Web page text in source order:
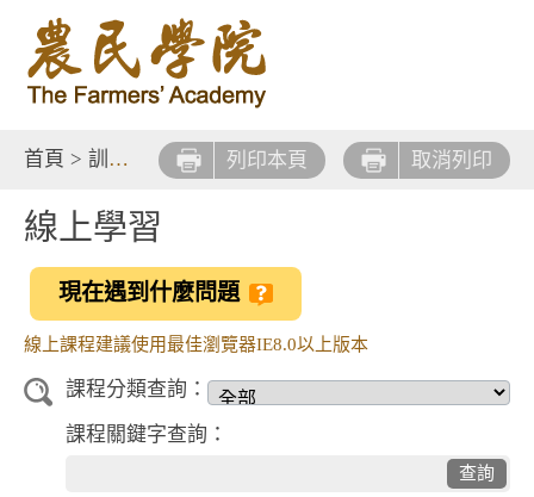
首頁 > 訓練課程 取消列印
列印本頁
線上學習
現在遇到什麼問題
線上課程建議使用最佳瀏覽器IE8.0以上版本
課程分類查詢：
課程關鍵字查詢：
查詢